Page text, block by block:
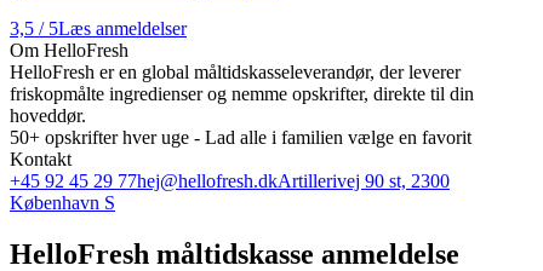
3,5 / 5Læs anmeldelser
Om HelloFresh
HelloFresh er en global måltidskasseleverandør, der leverer
friskopmålte ingredienser og nemme opskrifter, direkte til din
hoveddør.
50+ opskrifter hver uge - Lad alle i familien vælge en favorit
Kontakt
+45 92 45 29 77hej@hellofresh.dkArtillerivej 90 st, 2300
København S
HelloFresh måltidskasse anmeldelse